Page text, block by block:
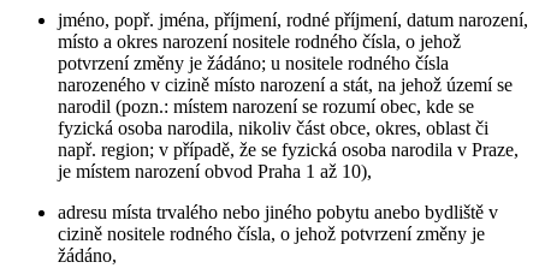
jméno, popř. jména, příjmení, rodné příjmení, datum narození,
místo a okres narození nositele rodného čísla, o jehož
potvrzení změny je žádáno; u nositele rodného čísla
narozeného v cizině místo narození a stát, na jehož území se
narodil (pozn.: místem narození se rozumí obec, kde se
fyzická osoba narodila, nikoliv část obce, okres, oblast či
např. region; v případě, že se fyzická osoba narodila v Praze,
je místem narození obvod Praha 1 až 10),
adresu místa trvalého nebo jiného pobytu anebo bydliště v
cizině nositele rodného čísla, o jehož potvrzení změny je
žádáno,